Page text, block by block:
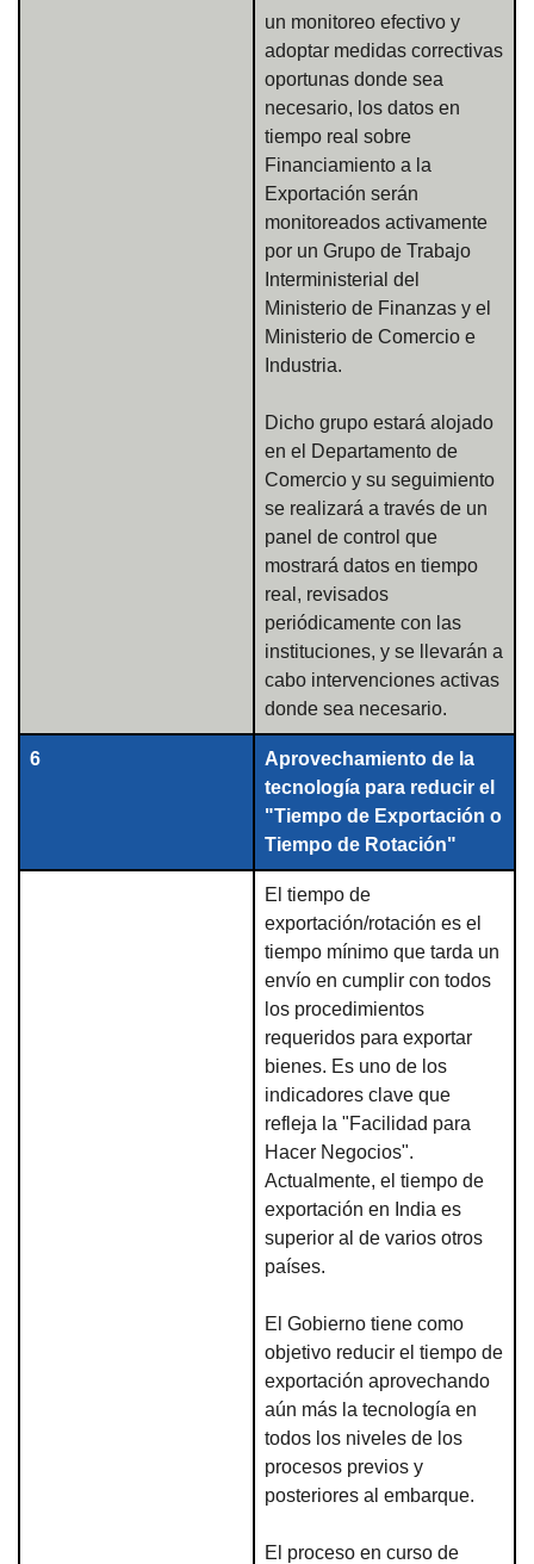
un monitoreo efectivo y
adoptar medidas correctivas
oportunas donde sea
necesario, los datos en
tiempo real sobre
Financiamiento a la
Exportación serán
monitoreados activamente
por un Grupo de Trabajo
Interministerial del
Ministerio de Finanzas y el
Ministerio de Comercio e
Industria.
Dicho grupo estará alojado
en el Departamento de
Comercio y su seguimiento
se realizará a través de un
panel de control que
mostrará datos en tiempo
real, revisados
periódicamente con las
instituciones, y se llevarán a
cabo intervenciones activas
donde sea necesario.
6
Aprovechamiento de la
tecnología para reducir el
"Tiempo de Exportación o
Tiempo de Rotación"
El tiempo de
exportación/rotación es el
tiempo mínimo que tarda un
envío en cumplir con todos
los procedimientos
requeridos para exportar
bienes. Es uno de los
indicadores clave que
refleja la "Facilidad para
Hacer Negocios".
Actualmente, el tiempo de
exportación en India es
superior al de varios otros
países.
El Gobierno tiene como
objetivo reducir el tiempo de
exportación aprovechando
aún más la tecnología en
todos los niveles de los
procesos previos y
posteriores al embarque.
El proceso en curso de